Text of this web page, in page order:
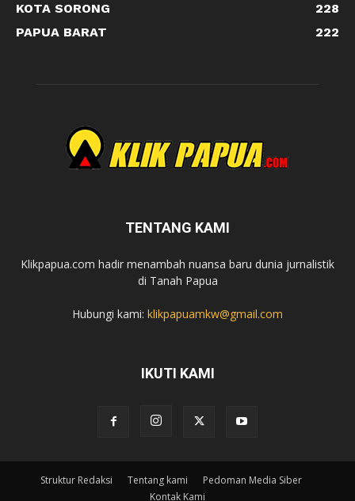
KOTA SORONG
228
PAPUA BARAT
222
TENTANG KAMI
Klikpapua.com hadir menambah nuansa baru dunia jurnalistik
di Tanah Papua
Hubungi kami: klikpapuamkw@gmail.com
IKUTI KAMI
Struktur Redaksi Tentang kami
Pedoman Media Siber
Kontak Kami